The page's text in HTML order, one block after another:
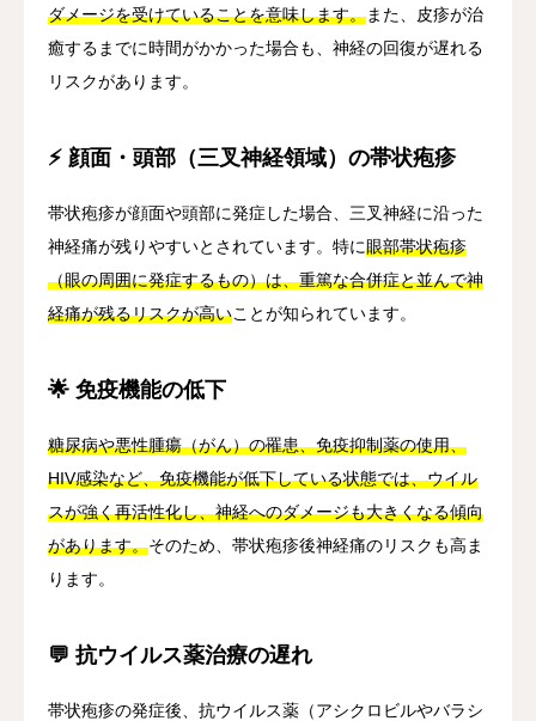
ダメージを受けていることを意味します。また、皮疹が治
癒するまでに時間がかかった場合も、神経の回復が遅れる
リスクがあります。
⚡ 顔面・頭部（三叉神経領域）の帯状疱疹
帯状疱疹が顔面や頭部に発症した場合、三叉神経に沿った
神経痛が残りやすいとされています。特に眼部帯状疱疹
（眼の周囲に発症するもの）は、重篤な合併症と並んで神
経痛が残るリスクが高いことが知られています。
🌟 免疫機能の低下
糖尿病や悪性腫瘍（がん）の罹患、免疫抑制薬の使用、
HIV感染など、免疫機能が低下している状態では、ウイル
スが強く再活性化し、神経へのダメージも大きくなる傾向
があります。そのため、帯状疱疹後神経痛のリスクも高ま
ります。
💬 抗ウイルス薬治療の遅れ
帯状疱疹の発症後、抗ウイルス薬（アシクロビルやバラシ